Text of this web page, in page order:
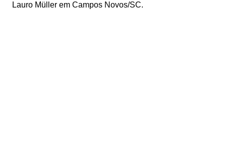
Lauro Müller em Campos Novos/SC.